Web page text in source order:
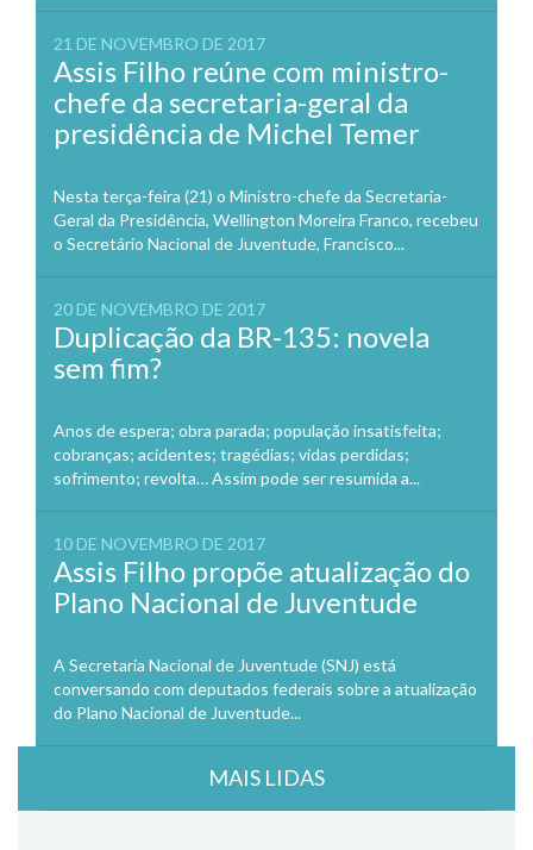
21 DE NOVEMBRO DE 2017
Assis Filho reúne com ministro-
chefe da secretaria-geral da
presidência de Michel Temer
Nesta terça-feira (21) o Ministro-chefe da Secretaria-
Geral da Presidência, Wellington Moreira Franco, recebeu
o Secretário Nacional de Juventude, Francisco...
20 DE NOVEMBRO DE 2017
Duplicação da BR-135: novela
sem fim?
Anos de espera; obra parada; população insatisfeita;
cobranças; acidentes; tragédias; vidas perdidas;
sofrimento; revolta… Assim pode ser resumida a...
10 DE NOVEMBRO DE 2017
Assis Filho propõe atualização do
Plano Nacional de Juventude
A Secretaria Nacional de Juventude (SNJ) está
conversando com deputados federais sobre a atualização
do Plano Nacional de Juventude...
MAIS LIDAS